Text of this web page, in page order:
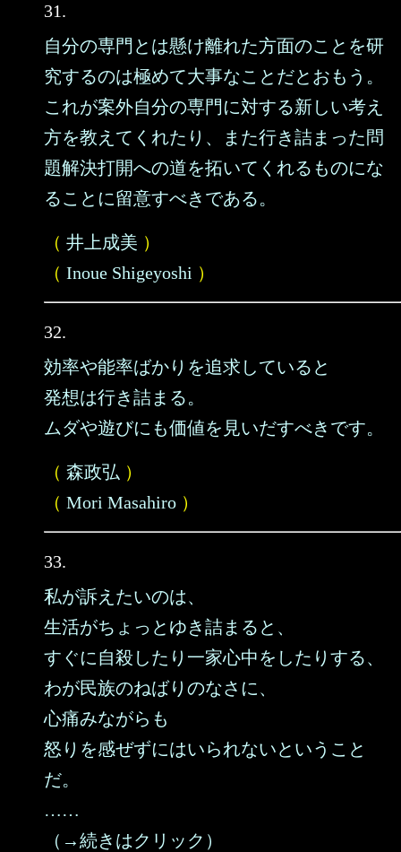
31.
自分の専門とは懸け離れた方面のことを研
究するのは極めて大事なことだとおもう。
これが案外自分の専門に対する新しい考え
方を教えてくれたり、また行き詰まった問
題解決打開への道を拓いてくれるものにな
ることに留意すべきである。
（ 井上成美 ）
（ Inoue Shigeyoshi ）
32.
効率や能率ばかりを追求していると
発想は行き詰まる。
ムダや遊びにも価値を見いだすべきです。
（ 森政弘 ）
（ Mori Masahiro ）
33.
私が訴えたいのは、
生活がちょっとゆき詰まると、
すぐに自殺したり一家心中をしたりする、
わが民族のねばりのなさに、
心痛みながらも
怒りを感ぜずにはいられないということ
だ。
……
（→続きはクリック）